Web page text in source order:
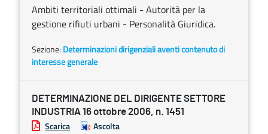
Ambiti territoriali ottimali - Autorità per la
gestione rifiuti urbani - Personalità Giuridica.
Sezione: Determinazioni dirigenziali aventi contenuto di
interesse generale
DETERMINAZIONE DEL DIRIGENTE SETTORE
INDUSTRIA 16 ottobre 2006, n. 1451
Scarica Ascolta